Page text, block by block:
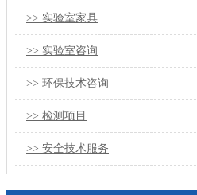
>> 实验室家具
>> 实验室咨询
>> 环保技术咨询
>> 检测项目
>> 安全技术服务